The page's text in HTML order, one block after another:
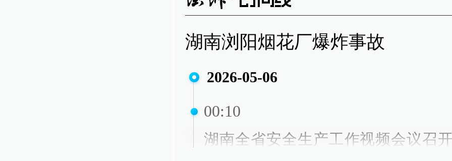
湖南浏阳烟花厂爆炸事故
2026-05-06
00:10
湖南全省安全生产工作视频会议召开